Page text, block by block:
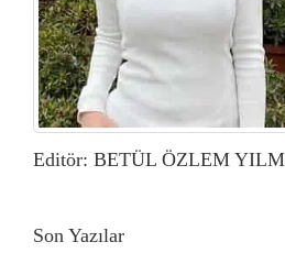
Editör: BETÜL ÖZLEM
Son Yazılar